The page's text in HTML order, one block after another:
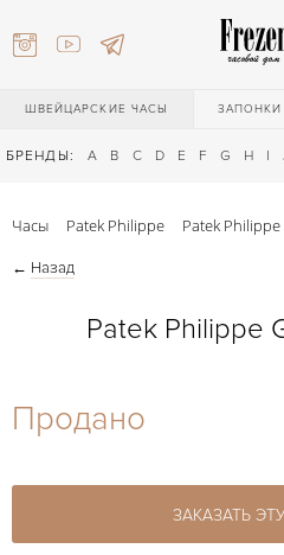
ШВЕЙЦАРСКИЕ ЧАСЫ ЗАПОНКИ
БРЕНДЫ: A B C D E F G H I
27-44
27-44
Часы Patek Philippe Patek
← Назад
Patek Philippe
Продано
ЗАКАЗАТЬ